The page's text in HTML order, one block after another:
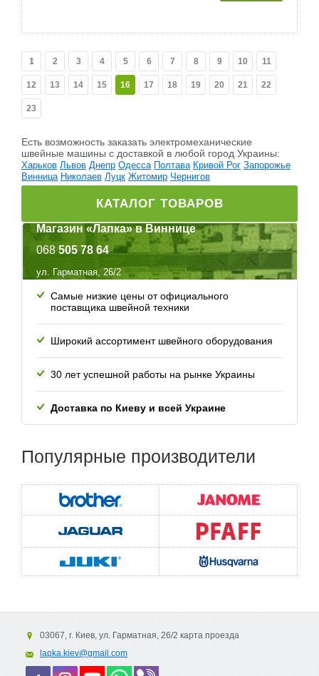
1 2 3 4 5 6 7 8 9 10 11
12 13 14 15 16 17 18 19 20 21 22
23
Есть возможность заказать электромеханические
швейные машины c доставкой в любой город Украины:
Харьков Львов Днепр Одесса Полтава Кривой Рог Запорожье
Винница Николаев Луцк Житомир Чернигов
КАТАЛОГ ТОВАРОВ
Магазин «Лапка» в Виннице
068 505 78 64
ул. Гарматная, 26/2
Самые низкие цены от официального
поставщика швейной техники
Широкий ассортимент швейного оборудования
30 лет успешной работы на рынке Украины
Доставка по Киеву и всей Украине
Популярные производители
03067, г. Киев, ул. Гарматная, 26/2 карта проезда
lapka.kiev@gmail.com